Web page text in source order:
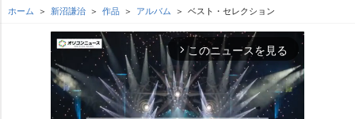
ホーム 新沼謙治 作品 アルバム ベスト・セレクション
arrow_forward_ios このニュースを見る